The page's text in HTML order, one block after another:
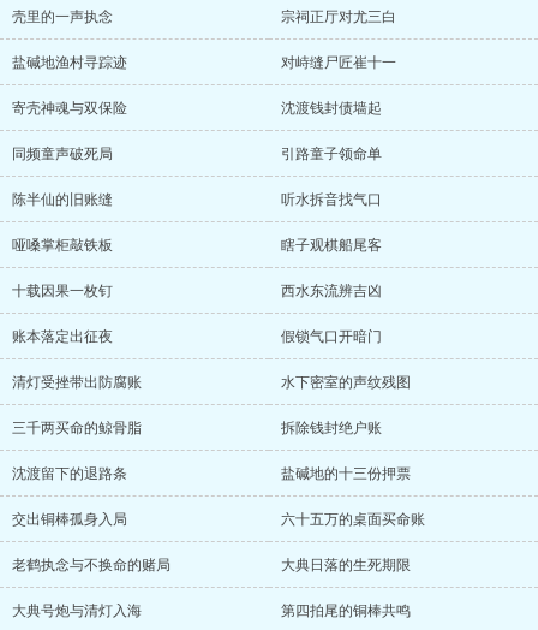
壳里的一声执念 宗祠正厅对尤三白
盐碱地渔村寻踪迹 对峙缝尸匠崔十一
寄壳神魂与双保险 沈渡钱封债墙起
同频童声破死局 引路童子领命单
陈半仙的旧账缝 听水拆音找气口
哑嗓掌柜敲铁板 瞎子观棋船尾客
十载因果一枚钉 西水东流辨吉凶
账本落定出征夜 假锁气口开暗门
清灯受挫带出防腐账 水下密室的声纹残图
三千两买命的鲸骨脂 拆除钱封绝户账
沈渡留下的退路条 盐碱地的十三份押票
交出铜棒孤身入局 六十五万的桌面买命账
老鹤执念与不换命的赌局 大典日落的生死期限
大典号炮与清灯入海 第四拍尾的铜棒共鸣